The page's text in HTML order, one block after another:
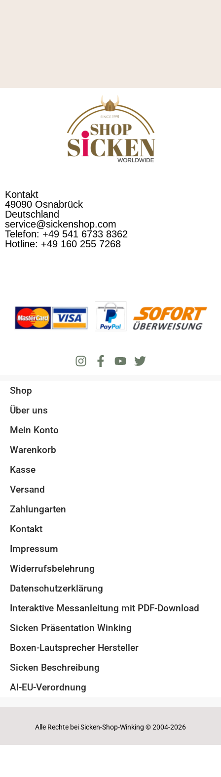
Kontakt
49090 Osnabrück
Deutschland
service@sickenshop.com
Telefon: +49 541 6733 8362
Hotline: +49 160 255 7268
Shop
Über uns
Mein Konto
Warenkorb
Kasse
Versand
Zahlungarten
Kontakt
Impressum
Widerrufsbelehrung
Datenschutzerklärung
Interaktive Messanleitung mit PDF-Download
Sicken Präsentation Winking
Boxen-Lautsprecher Hersteller
Sicken Beschreibung
AI-EU-Verordnung
Alle Rechte bei Sicken-Shop-Winking © 2004-2026